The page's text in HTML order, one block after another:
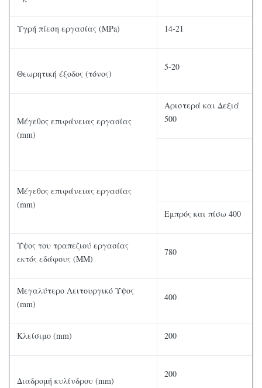
Υγρή πίεση εργασίας (MPa) 14-21
Θεωρητική έξοδος (τόνος)
5-20
Μέγεθος επιφάνειας εργασίας
(mm)
Αριστερά και Δεξιά
500
Μέγεθος επιφάνειας εργασίας
(mm)
Εμπρός και πίσω 400
Ύψος του τραπεζιού εργασίας
εκτός εδάφους (MM)
780
Μεγαλύτερο Λειτουργικό Ύψος
(mm)
400
Κλείσιμο (mm) 200
Διαδρομή κυλίνδρου (mm)
200